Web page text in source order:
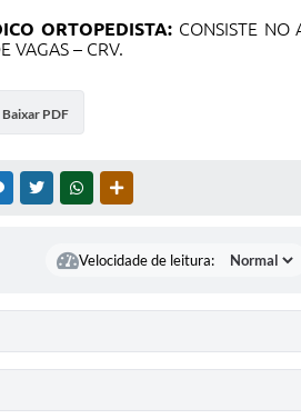
ORTOPEDISTA: CONSISTE NO
VAGAS – CRV.
Baixar PDF
MESSENGER
TWITTERWHATSAPP
Velocidade de leitura: